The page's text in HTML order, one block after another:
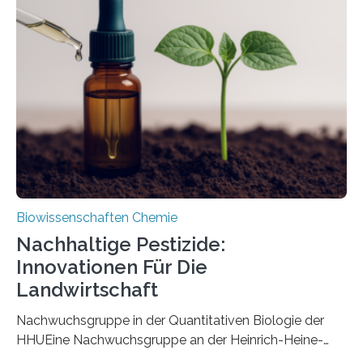
ausgezeichnetem Zustand erhalten. Es konnte als neue
Art einer neuen Gattung beschrieben werden und trägt
nun den Namen Cretosabethes primaevus. Dieser erste
fossile Nachweis einer Stechmückenlarve in Bernstein
stellt gleichzeitig den ersten Fossilfund einer
Mückenlarve aus dem Mesozoikum dar, denn…
Biowissenschaften Chemie
Nachhaltige Pestizide:
Innovationen Für Die
Landwirtschaft
Nachwuchsgruppe in der Quantitativen Biologie der
HHUEine Nachwuchsgruppe an der Heinrich-Heine-